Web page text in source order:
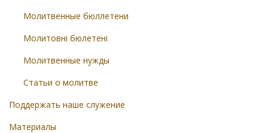
Молитвенные бюллетени
Молитовні бюлетені
Молитвенные нужды
Статьи о молитве
Поддержать наше служение
Материалы